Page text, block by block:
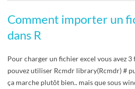
Comment importer un
dans R
Pour charger un fichier excel vous avez 3
pouvez utiliser Rcmdr library(Rcmdr) #
ça marche plutôt bien.. mais que sous